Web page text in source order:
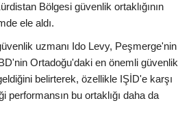
Bölgesi güvenlik ortaklığının
ele aldı.
uzmanı Ido Levy, Peşmerge'nin
Ortadoğu'daki en önemli güvenlik
belirterek, özellikle IŞİD'e karşı
performansın bu ortaklığı daha da